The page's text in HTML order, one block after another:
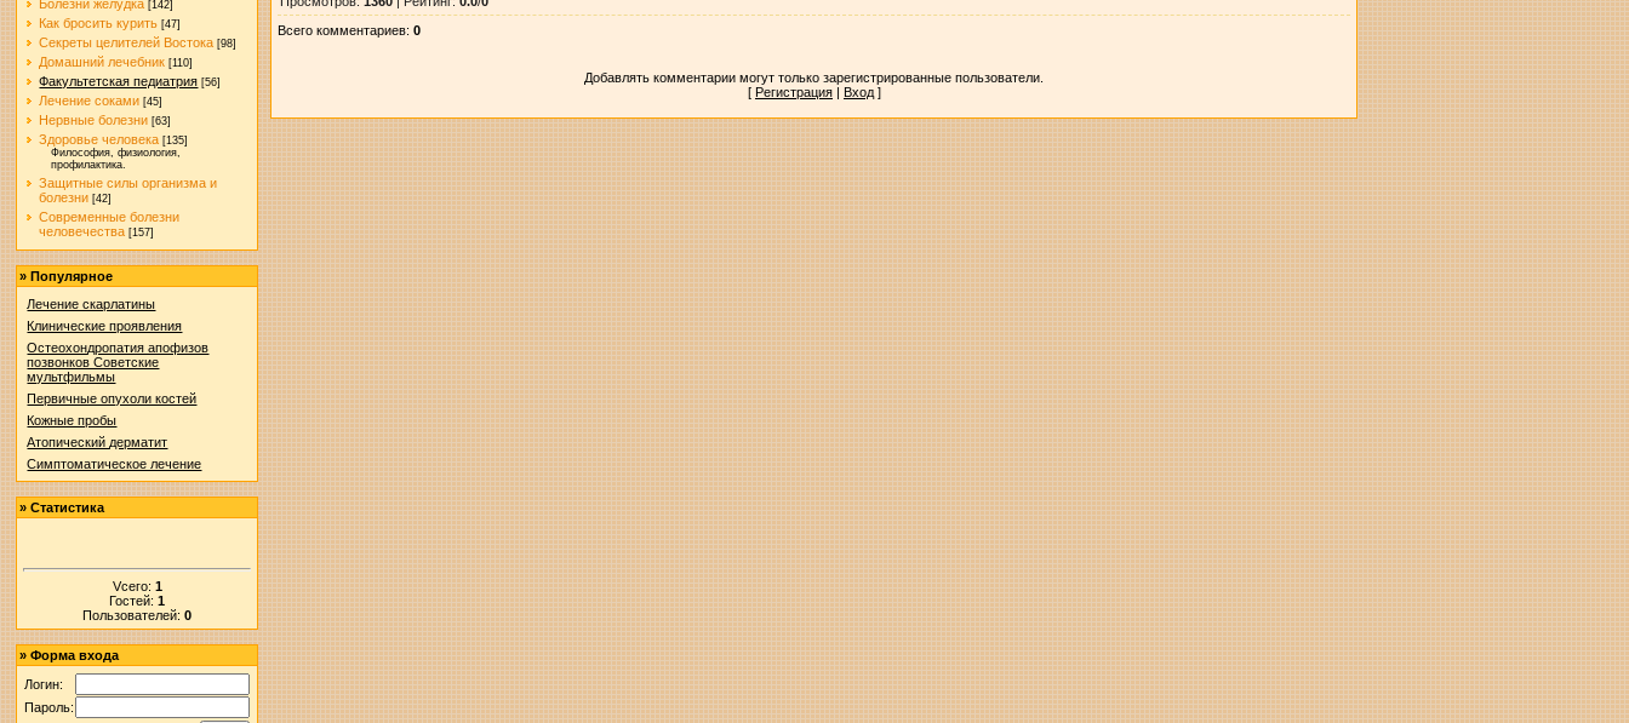
Болезни желудка [142]
Как бросить курить [47]
Секреты целителей Востока [98]
Домашний лечебник [110]
Факультетская педиатрия [56]
Лечение соками [45]
Нервные болезни [63]
Здоровье человека [135]
Философия, физиология,
профилактика.
Защитные силы организма и
болезни [42]
Современные болезни
человечества [157]
»Популярное
Лечение скарлатины
Клинические проявления
Остеохондропатия апофизов
позвонков Советские
мультфильмы
Первичные опухоли костей
Кожные пробы
Атопический дерматит
Симптоматическое лечение
»Статистика
Vсего: 1
Гостей:1
Пользователей:0
»Форма входа
Логин:
Пароль:
Всего комментариев:0
Добавлять комментарии могут только зарегистрированные пользователи.
[ Регистрация| Вход]